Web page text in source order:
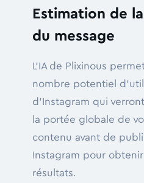
Estimation de
du message
L'IA de Plixinous
nombre potentiel
d'Instagram qui
la portée globale de
contenu avant de
Instagram pour
résultats.